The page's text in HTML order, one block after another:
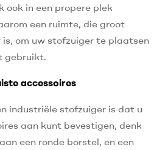
ook in een propere plek
een ruimte, die groot
is, om uw stofzuiger te plaatsen
gebruikt.
accessoires
industriële stofzuiger is dat u
aan kunt bevestigen, denk
een ronde borstel, en een